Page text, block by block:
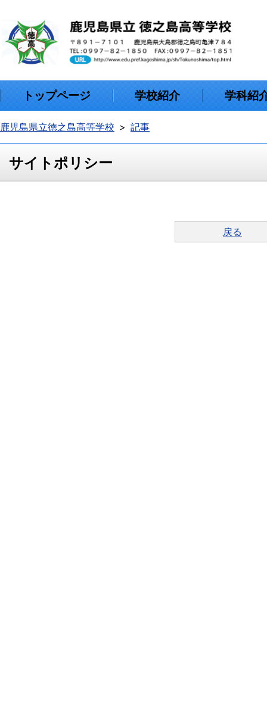
トップページ 学校紹介 学科紹
鹿児島県立徳之島高等学校 記事
サイトポリシー
戻る